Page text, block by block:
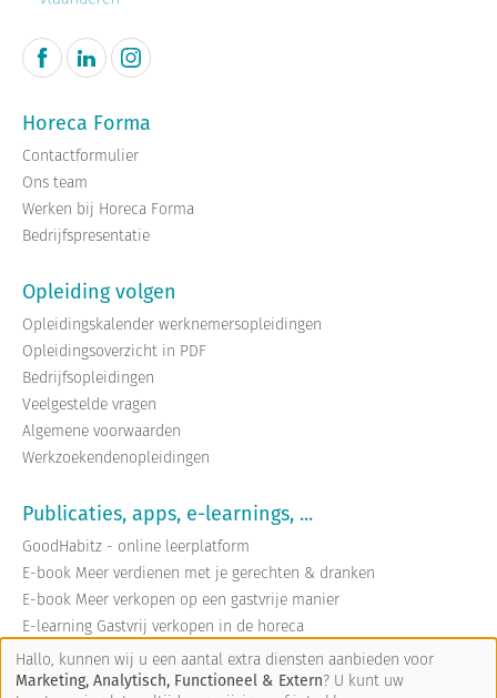
Horeca Forma
Contactformulier
Ons team
Werken bij Horeca Forma
Bedrijfspresentatie
Opleiding volgen
Opleidingskalender werknemersopleidingen
Opleidingsoverzicht in PDF
Bedrijfsopleidingen
Veelgestelde vragen
Algemene voorwaarden
Werkzoekendenopleidingen
Publicaties, apps, e-learnings, ...
GoodHabitz - online leerplatform
E-book Meer verdienen met je gerechten & dranken
E-book Meer verkopen op een gastvrije manier
E-learning Gastvrij verkopen in de horeca
E-learning Meer verdienen met je gerechten en dranken
Hallo, kunnen wij u een aantal extra diensten aanbieden voor
Marketing, Analytisch, Functioneel & Extern? U kunt uw